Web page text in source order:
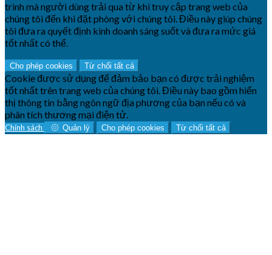
trình mà người dùng trải qua từ khi truy cập trang web của
chúng tôi đến khi đặt phòng với chúng tôi. Điều này giúp chúng
tôi đưa ra quyết định kinh doanh sáng suốt và đưa ra mức giá
tốt nhất có thể.
Cho phép cookies Từ chối tất cả
Cookie được sử dụng để đảm bảo bạn có được trải nghiệm
tốt nhất trên trang web của chúng tôi. Điều này bao gồm hiển
thị thông tin bằng ngôn ngữ địa phương của bạn nếu có và
phân tích thương mại điện tử.
Chính sách Quản lý Cho phép cookies Từ chối tất cả